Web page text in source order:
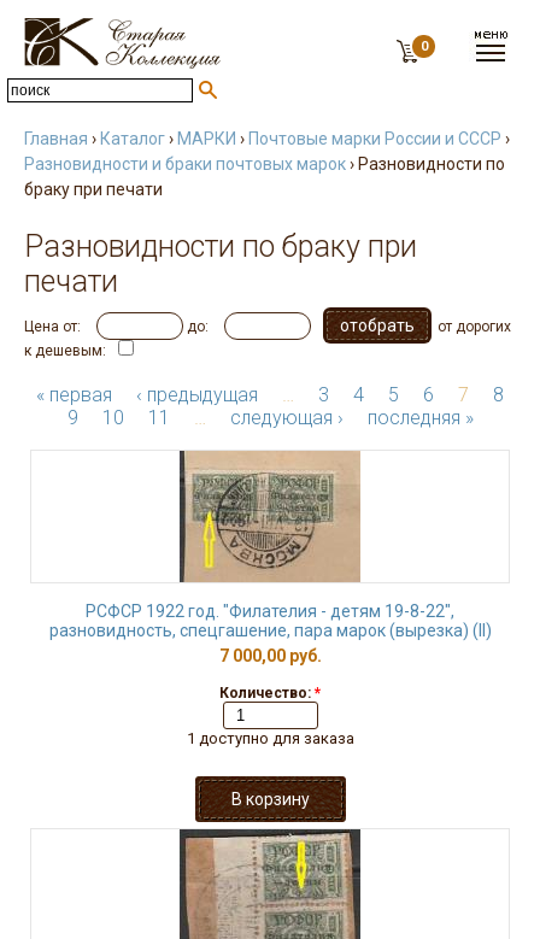
0
Главная › Каталог› МАРКИ › Почтовые марки России и СССР ›
Разновидности и браки почтовых марок› Разновидности по
браку при печати
Разновидности по браку при
печати
Цена от: до:
от дорогих
к дешевым:
« первая ‹ предыдущая … 3 4 5 6 7
8
9
10 11 … следующая › последняя »
РСФСР 1922 год. "Филателия - детям 19-8-22",
разновидность, спецгашение, пара марок (вырезка) (II)
7 000,00 руб.
Количество: *
1 доступно для заказа